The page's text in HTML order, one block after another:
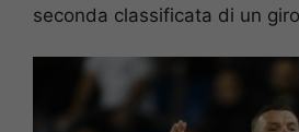
seconda classificata di un